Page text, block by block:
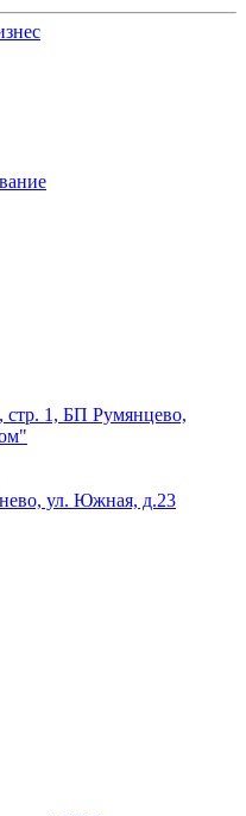
стр. 1, БП Румянцево,
ул. Южная, д.23